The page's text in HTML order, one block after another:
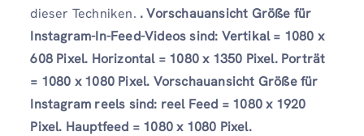
dieser Techniken. .Vorschauansicht Größe für
Instagram-In-Feed-Videos sind: Vertikal = 1080 x
608 Pixel. Horizontal = 1080 x 1350 Pixel. Porträt
= 1080 x 1080 Pixel. Vorschauansicht Größefür
Instagram reels sind: reel Feed = 1080 x 1920
Pixel. Hauptfeed = 1080 x 1080 Pixel.